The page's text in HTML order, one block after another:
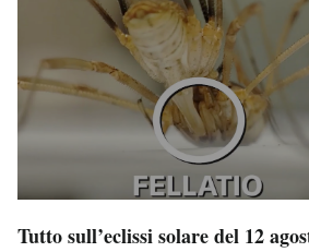
Tutto sull’eclissi solare del 12